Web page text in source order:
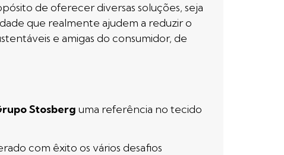
de oferecer diversas soluções, seja
que realmente ajudem a reduzir o
e amigas do consumidor, de
Stosberg uma referência no tecido
com êxito os vários desafios